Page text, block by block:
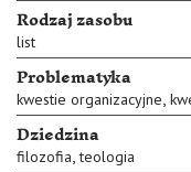
Rodzaj zasobu
list
Problematyka
kwestie organizacyjne,
Dziedzina
filozofia,teologia